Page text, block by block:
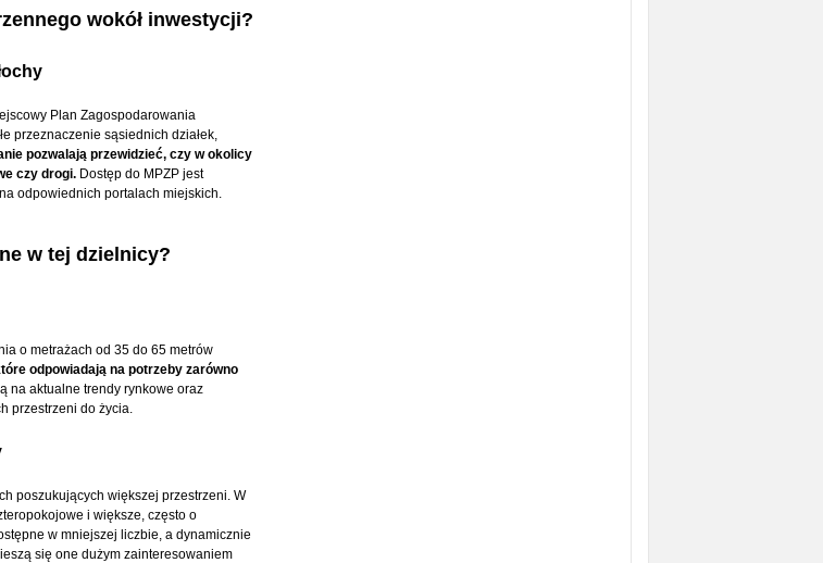
wokół inwestycji?
Plan Zagospodarowania
przeznaczenie sąsiednich działek,
pozwalają przewidzieć, czy w okolicy
czy drogi.Dostęp do MPZP jest
odpowiednich portalach miejskich.
w tej dzielnicy?
o metrażach od 35 do 65 metrów
odpowiadają na potrzeby zarówno
na aktualne trendy rynkowe oraz
przestrzeni do życia.
poszukujących większej przestrzeni. W
i większe, często o
w mniejszej liczbie, a dynamicznie
się one dużym zainteresowaniem